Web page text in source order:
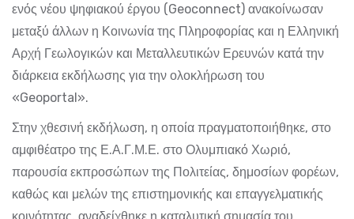
ενός νέου ψηφιακού έργου (Geoconnect) ανακοίνωσαν
μεταξύ άλλων η Κοινωνία της Πληροφορίας και η Ελληνική
Αρχή Γεωλογικών και Μεταλλευτικών Ερευνών κατά την
διάρκεια εκδήλωσης για την ολοκλήρωση του
«Geoportal».
Στην χθεσινή εκδήλωση, η οποία πραγματοποιήθηκε, στο
αμφιθέατρο της Ε.Α.Γ.Μ.Ε. στο Ολυμπιακό Χωριό,
παρουσία εκπροσώπων της Πολιτείας, δημοσίων φορέων,
καθώς και μελών της επιστημονικής και επαγγελματικής
κοινότητας, αναδείχθηκε η καταλυτική σημασία του